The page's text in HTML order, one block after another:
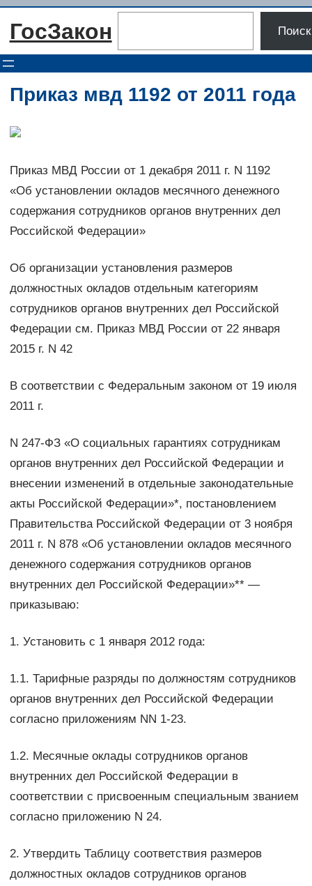
Перейти
ГосЗакон Поиск
Приказ мвд 1192 от 2011 года
Приказ МВД России от 1 декабря 2011 г. N 1192
«Об установлении окладов месячного денежного
содержания сотрудников органов внутренних дел
Российской Федерации»
Об организации установления размеров
должностных окладов отдельным категориям
сотрудников органов внутренних дел Российской
Федерации см. Приказ МВД России от 22 января
2015 г. N 42
В соответствии с Федеральным законом от 19 июля
2011 г.
N 247-ФЗ «О социальных гарантиях сотрудникам
органов внутренних дел Российской Федерации и
внесении изменений в отдельные законодательные
акты Российской Федерации»*, постановлением
Правительства Российской Федерации от 3 ноября
2011 г. N 878 «Об установлении окладов месячного
денежного содержания сотрудников органов
внутренних дел Российской Федерации»** —
приказываю:
1. Установить с 1 января 2012 года:
1.1. Тарифные разряды по должностям сотрудников
органов внутренних дел Российской Федерации
согласно приложениям NN 1-23.
1.2. Месячные оклады сотрудников органов
внутренних дел Российской Федерации в
соответствии с присвоенным специальным званием
согласно приложению N 24.
2. Утвердить Таблицу соответствия размеров
должностных окладов сотрудников органов